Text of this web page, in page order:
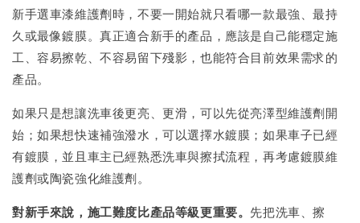
新手選車漆維護劑時，不要一開始就只看哪一款最強、最持
久或最像鍍膜。真正適合新手的產品，應該是自己能穩定施
工、容易擦乾、不容易留下殘影，也能符合目前效果需求的
產品。
如果只是想讓洗車後更亮、更滑，可以先從亮澤型維護劑開
始；如果想快速補強潑水，可以選擇水鍍膜；如果車子已經
有鍍膜，並且車主已經熟悉洗車與擦拭流程，再考慮鍍膜維
護劑或陶瓷強化維護劑。
對新手來說，施工難度比產品等級更重要。 先把洗車、擦